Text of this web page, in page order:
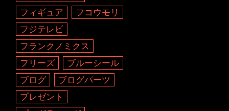
フィギュア
フコウモリ
フジテレビ
フランクノミクス
フリーズ
ブルーシール
ブログ
ブログパーツ
プレゼント